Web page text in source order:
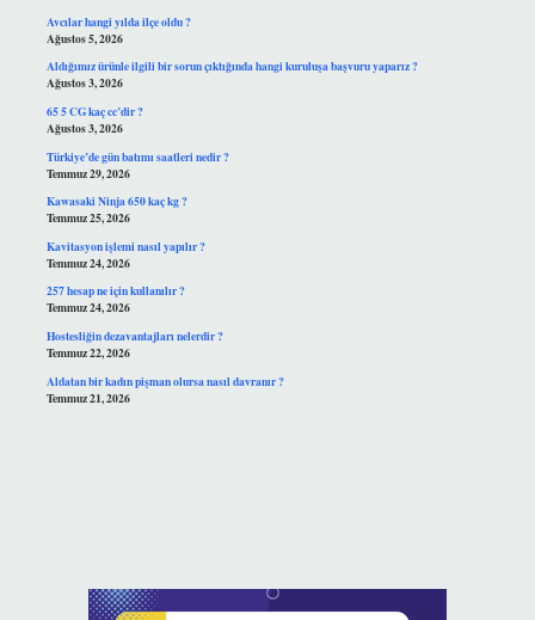
Avcılar hangi yılda ilçe oldu ?
Ağustos 5, 2026
Aldığımız ürünle ilgili bir sorun çıktığında hangi kuruluşa başvuru yaparız ?
Ağustos 3, 2026
65 5 CG kaç cc’dir ?
Ağustos 3, 2026
Türkiye’de gün batımı saatleri nedir ?
Temmuz 29, 2026
Kawasaki Ninja 650 kaç kg ?
Temmuz 25, 2026
Kavitasyon işlemi nasıl yapılır ?
Temmuz 24, 2026
257 hesap ne için kullanılır ?
Temmuz 24, 2026
Hostesliğin dezavantajları nelerdir ?
Temmuz 22, 2026
Aldatan bir kadın pişman olursa nasıl davranır ?
Temmuz 21, 2026